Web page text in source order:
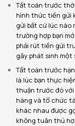
Tất toán trước
hình thức tiền gửi
gửi bất cứ lúc nào
trường hợp bạn
phải rút tiền gửi
gây phát sinh một
Tất toán trước
là lúc bạn thực
thuận trước đó với
hàng và tổ chức
khác nhau được
không tuân thủ